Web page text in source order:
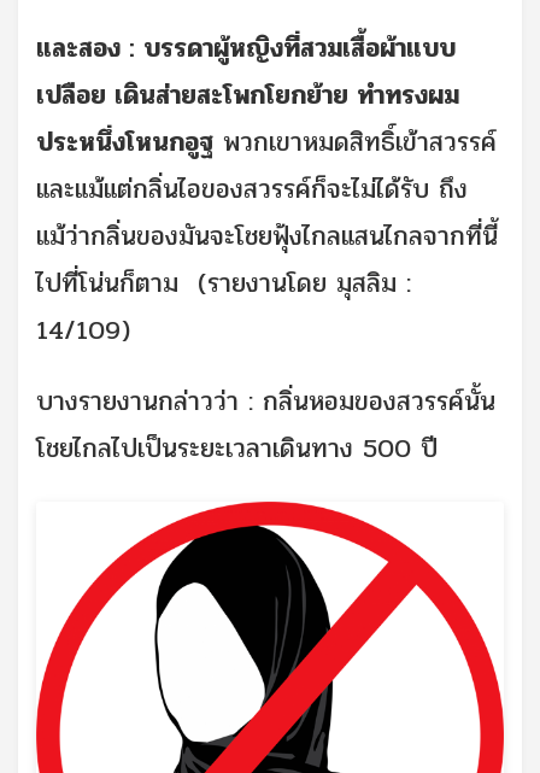
และสอง : บรรดาผู้หญิงที่สวมเสื้อผ้าแบบ
เปลือย เดินส่ายสะโพกโยกย้าย ทำทรงผม
ประหนึ่งโหนกอูฐ พวกเขาหมดสิทธิ์เข้าสวรรค์
และแม้แต่กลิ่นไอของสวรรค์ก็จะไม่ได้รับ ถึง
แม้ว่ากลิ่นของมันจะโชยฟุ้งไกลแสนไกลจากที่นี้
ไปที่โน่นก็ตาม (รายงานโดย มุสลิม :
14/109)
บางรายงานกล่าวว่า : กลิ่นหอมของสวรรค์นั้น
โชยไกลไปเป็นระยะเวลาเดินทาง 500 ปี